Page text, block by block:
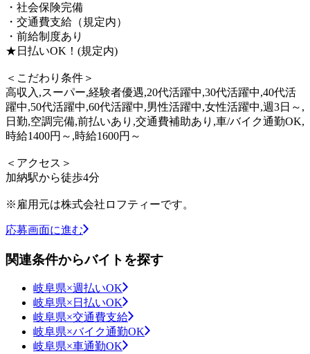
・社会保険完備
・交通費支給（規定内）
・前給制度あり
★日払いOK！(規定内)
＜こだわり条件＞
高収入,スーパー,経験者優遇,20代活躍中,30代活躍中,40代活
躍中,50代活躍中,60代活躍中,男性活躍中,女性活躍中,週3日～,
日勤,空調完備,前払いあり,交通費補助あり,車/バイク通勤OK,
時給1400円～,時給1600円～
＜アクセス＞
加納駅から徒歩4分
※雇用元は株式会社ロフティーです。
応募画面に進む
関連条件からバイトを探す
岐阜県×週払いOK
岐阜県×日払いOK
岐阜県×交通費支給
岐阜県×バイク通勤OK
岐阜県×車通勤OK